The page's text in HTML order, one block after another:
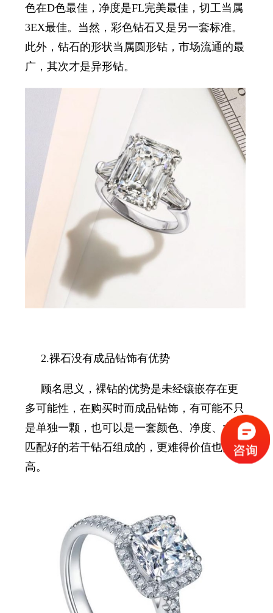
色在D色最佳，净度是FL完美最佳，切工当属
3EX最佳。当然，彩色钻石又是另一套标准。
此外，钻石的形状当属圆形钻，市场流通的最
广，其次才是异形钻。
2.裸石没有成品钻饰有优势
顾名思义，裸钻的优势是未经镶嵌存在更
多可能性，在购买时而成品钻饰，有可能不只
是单独一颗，也可以是一套颜色、净度、大小
匹配好的若干钻石组成的，更难得价值也更
高。